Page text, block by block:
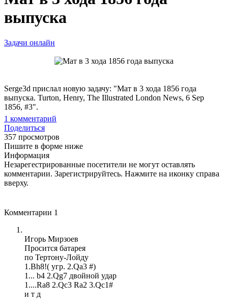
выпуска
Задачи онлайн
Serge3d прислал новую задачу: "Мат в 3 хода 1856 года
выпуска. Turton, Henry, The Illustrated London News, 6 Sep
1856, #3".
1 комментарий
Поделиться
357 просмотров
Пишите в форме ниже
Информация
Незарегестрированные посетители не могут оставлять
комментарии. Зарегистрируйтесь. Нажмите на иконку справа
вверху.
Комментарии 1
Игорь Мирзоев
Просится батарея
по Тертону-Лойду
1.Bh8!( угр. 2.Qa3 #)
1... b4 2.Qg7 двойной удар
1....Ra8 2.Qc3 Ra2 3.Qc1#
и т д